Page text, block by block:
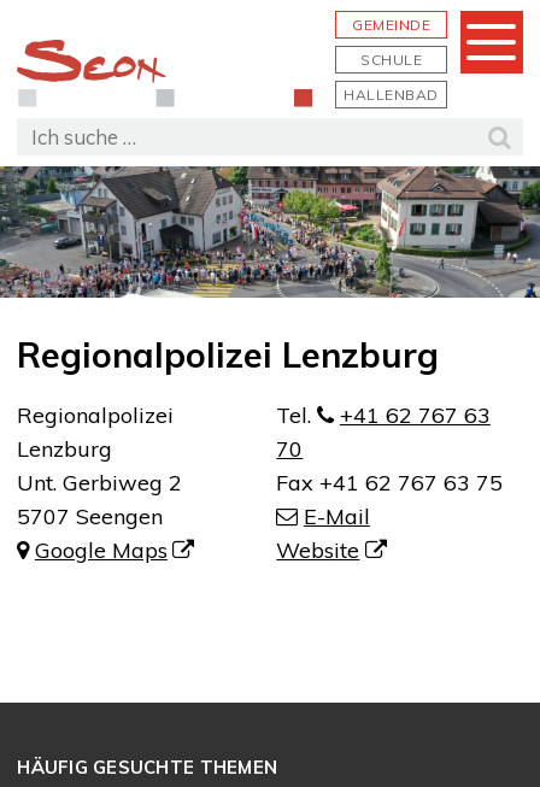
GEMEINDE
SCHULE
HALLENBAD
Menu
Suchbegriff
Regionalpolizei Lenzburg
Adresse
Regionalpolizei
Lenzburg
Unt. Gerbiweg 2
5707 Seengen
Google Maps
Tel.
+41 62 767 63
70
Fax +41 62 767 63 75
E-Mail
Website
HÄUFIG GESUCHTE THEMEN